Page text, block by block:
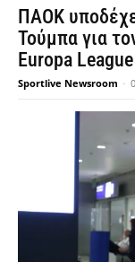
ΠΑΟΚ
Τούμπα για
Europa
Sportlive Newsroom -